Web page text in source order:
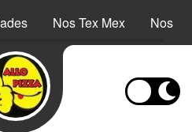
Nos Tex Mex Nos